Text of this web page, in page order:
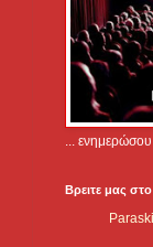
...
Βρειτε μας